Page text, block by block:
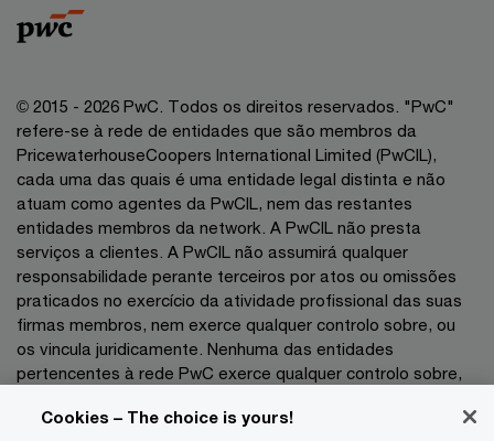
© 2015 - 2026 PwC. Todos os direitos reservados. "PwC"
refere-se à rede de entidades que são membros da
PricewaterhouseCoopers International Limited (PwCIL),
cada uma das quais é uma entidade legal distinta e não
atuam como agentes da PwCIL, nem das restantes
entidades membros da network. A PwCIL não presta
serviços a clientes. A PwCIL não assumirá qualquer
responsabilidade perante terceiros por atos ou omissões
praticados no exercício da atividade profissional das suas
firmas membros, nem exerce qualquer controlo sobre, ou
os vincula juridicamente. Nenhuma das entidades
pertencentes à rede PwC exerce qualquer controlo sobre,
da sua atividade profissional pelo que não poderão as
Cookies – The choice is yours!